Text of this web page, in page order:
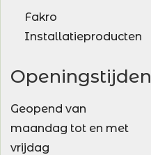
Fakro
Installatieproducten
Openingstijden
Geopend van
maandag tot en met
vrijdag